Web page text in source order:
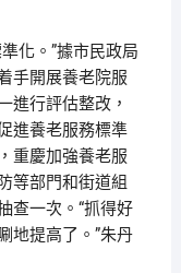
化。”據市民政局
手開展養老院服
進行評估整改，
進養老服務標準
重慶加強養老服
等部門和街道組
查一次。“抓得好
地提高了。”朱丹